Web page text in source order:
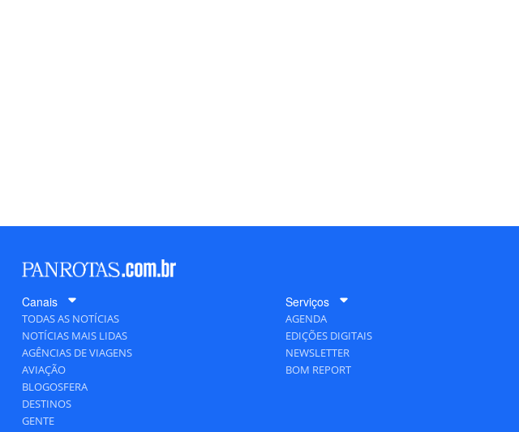
Canais
TODAS AS NOTÍCIAS
NOTÍCIAS MAIS LIDAS
AGÊNCIAS DE VIAGENS
AVIAÇÃO
BLOGOSFERA
DESTINOS
GENTE
Serviços
AGENDA
EDIÇÕES DIGITAIS
NEWSLETTER
BOM REPORT